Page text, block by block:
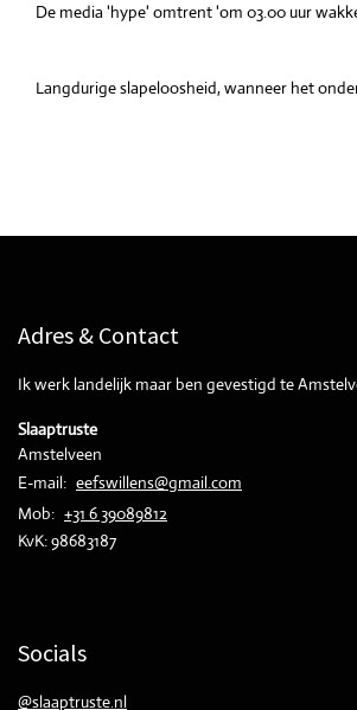
De media 'hype' omtrent 'om 03.00 uur
Langdurige slapeloosheid, wanneer het
Adres & Contact
Ik werk landelijk maar ben gevestigd te
Slaaptruste
Amstelveen
E-mail: eefswillens@gmail.com
Mob: +31 6 39089812
KvK:98683187
Socials
@slaaptruste.nl